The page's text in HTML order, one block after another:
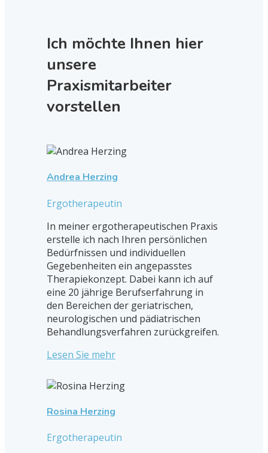
Ich möchte Ihnen hier
unsere
Praxismitarbeiter
vorstellen
Andrea Herzing
Ergotherapeutin
In meiner ergotherapeutischen Praxis
erstelle ich nach Ihren persönlichen
Bedürfnissen und individuellen
Gegebenheiten ein angepasstes
Therapiekonzept. Dabei kann ich auf
eine 20 jährige Berufserfahrung in
den Bereichen der geriatrischen,
neurologischen und pädiatrischen
Behandlungsverfahren zurückgreifen.
Lesen Sie mehr
Rosina Herzing
Ergotherapeutin